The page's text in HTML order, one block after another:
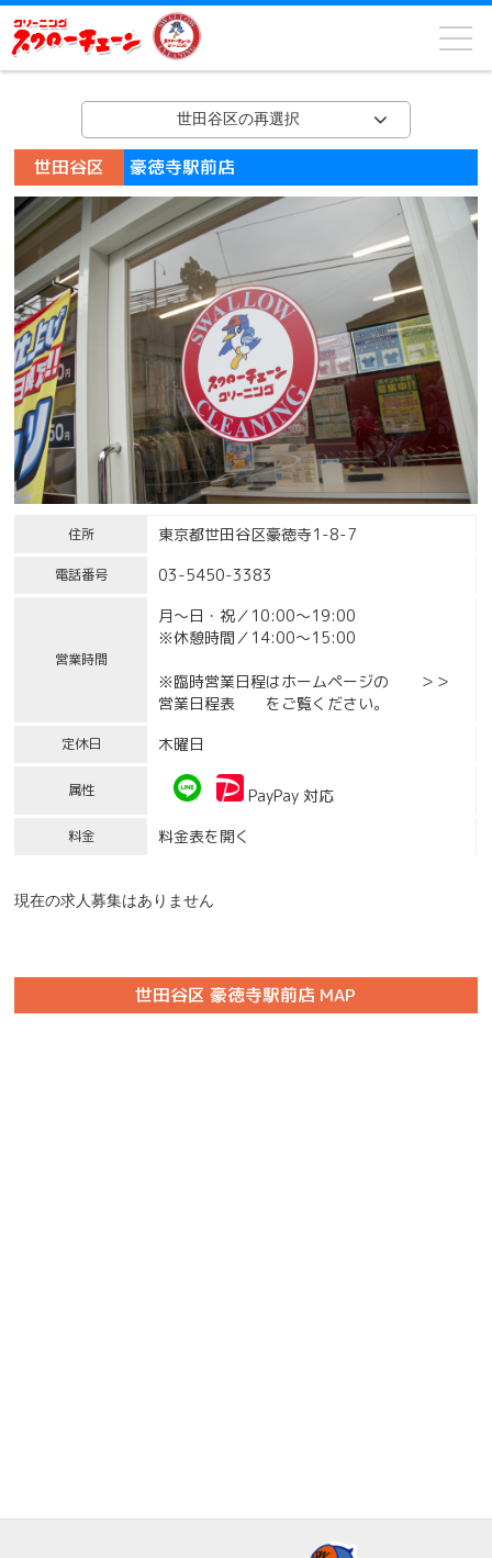
世田谷区の再選択
世田谷区 豪徳寺駅前店
住所 東京都世田谷区豪徳寺1-8-7
電話番号 03-5450-3383
営業時間
月～日・祝／10:00～19:00
※休憩時間／14:00～15:00
※臨時営業日程はホームページの ＞＞
営業日程表 をご覧ください。
定休日 木曜日
属性 PayPay 対応
料金 料金表を開く
現在の求人募集はありません
世田谷区 豪徳寺駅前店 MAP